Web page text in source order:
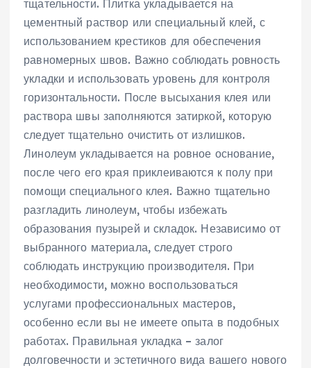
тщательности. Плитка укладывается на
цементный раствор или специальный клей‚ с
использованием крестиков для обеспечения
равномерных швов. Важно соблюдать ровность
укладки и использовать уровень для контроля
горизонтальности. После высыхания клея или
раствора швы заполняются затиркой‚ которую
следует тщательно очистить от излишков.
Линолеум укладывается на ровное основание‚
после чего его края приклеиваются к полу при
помощи специального клея. Важно тщательно
разгладить линолеум‚ чтобы избежать
образования пузырей и складок. Независимо от
выбранного материала‚ следует строго
соблюдать инструкцию производителя. При
необходимости‚ можно воспользоваться
услугами профессиональных мастеров‚
особенно если вы не имеете опыта в подобных
работах. Правильная укладка – залог
долговечности и эстетичного вида вашего нового